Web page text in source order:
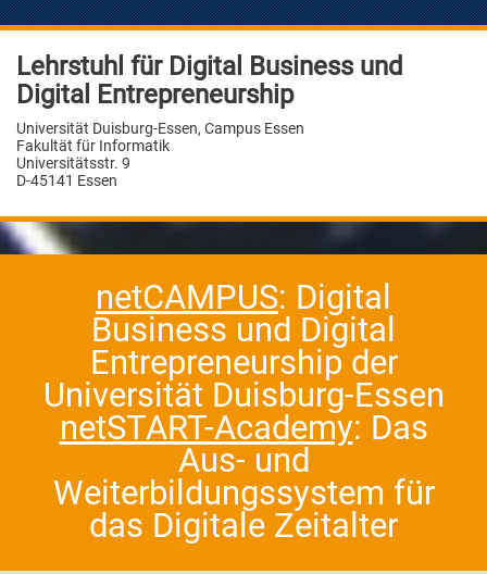
Lehrstuhl für Digital Business und
Digital Entrepreneurship
Universität Duisburg-Essen, Campus Essen
Fakultät für Informatik
Universitätsstr. 9
D-45141 Essen
netCAMPUS: Digital
Business und Digital
Entrepreneurship der
Universität Duisburg-Essen
netSTART-Academy: Das
Aus- und
Weiterbildungssystem für
das Digitale Zeitalter